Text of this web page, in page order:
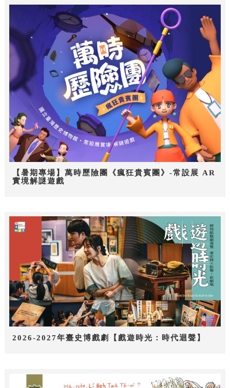
【暑期專場】萬時歷險團《瘋狂貴賓團》-常設展 AR
實境解謎遊戲
2026-2027年臺史博戲劇【戲遊時光：時代迴聲】